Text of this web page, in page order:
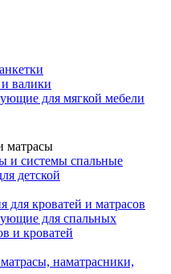
валики
для мягкой мебели
матрасы
и системы спальные
детской
для кроватей и матрасов
для спальных
и кроватей
наматрасники,